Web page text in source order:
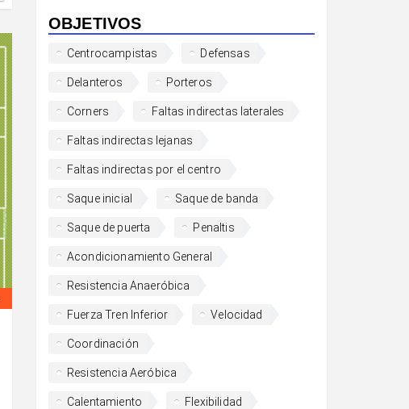
OBJETIVOS
Centrocampistas Defensas
Delanteros Porteros
Corners Faltas indirectas laterales
Faltas indirectas lejanas
Faltas indirectas por el centro
Saque inicial Saque de banda
Saque de puerta Penaltis
Acondicionamiento General
Resistencia Anaeróbica
Fuerza Tren Inferior Velocidad
Coordinación
Resistencia Aeróbica
Calentamiento Flexibilidad